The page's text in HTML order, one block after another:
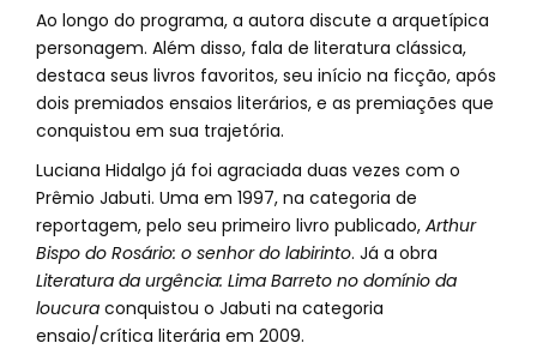
Ao longo do programa, a autora discute a arquetípica
personagem. Além disso, fala de literatura clássica,
destaca seus livros favoritos, seu início na ficção, após
dois premiados ensaios literários, e as premiações que
conquistou em sua trajetória.
Luciana Hidalgo já foi agraciada duas vezes com o
Prêmio Jabuti. Uma em 1997, na categoria de
reportagem, pelo seu primeiro livro publicado, Arthur
Bispo do Rosário: o senhor do labirinto. Já a obra
Literatura da urgência: Lima Barreto no domínio da
loucura conquistou o Jabuti na categoria
ensaio/crítica literária em 2009.